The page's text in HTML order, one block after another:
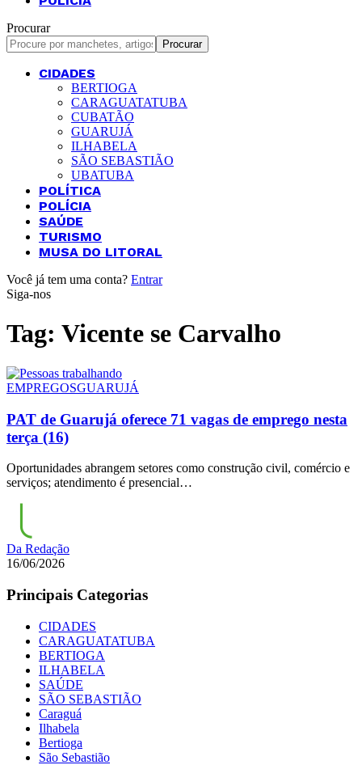
Procurar
CIDADES
BERTIOGA
CARAGUATATUBA
CUBATÃO
GUARUJÁ
ILHABELA
SÃO SEBASTIÃO
UBATUBA
POLÍTICA
POLÍCIA
SAÚDE
TURISMO
MUSA DO LITORAL
Você já tem uma conta? Entrar
Siga-nos
Tag: Vicente se Carvalho
EMPREGOSGUARUJÁ
PAT de Guarujá oferece 71 vagas de emprego nesta
terça (16)
Oportunidades abrangem setores como construção civil, comércio e
serviços; atendimento é presencial…
Da Redação
16/06/2026
Principais Categorias
CIDADES
CARAGUATATUBA
BERTIOGA
ILHABELA
SAÚDE
SÃO SEBASTIÃO
Caraguá
Ilhabela
Bertioga
São Sebastião